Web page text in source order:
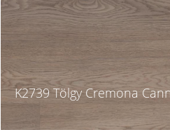
K2739 Tölgy Cremona